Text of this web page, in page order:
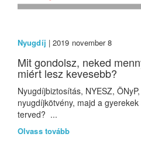
Nyugdíj | 2019 november 8
Mit gondolsz, neked
miért lesz kevesebb?
Nyugdíjbiztosítás, NYESZ,
nyugdíjkötvény, majd a
terved? ...
Olvass tovább